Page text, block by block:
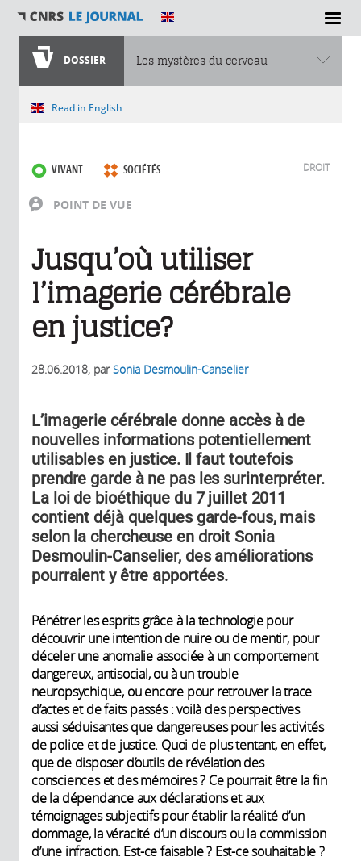
DOSSIER Les mystères du cerveau
Vous êtes ici
Read in English
POINT DE VUE
VIVANT SOCIÉTÉS DROIT
Jusqu’où utiliser
l’imagerie cérébrale
en justice?
28.06.2018, parSonia Desmoulin-Canselier
L’imagerie cérébrale donne accès à de
nouvelles informations potentiellement
utilisables en justice. Il faut toutefois
prendre garde à ne pas les surinterpréter.
La loi de bioéthique du 7 juillet 2011
contient déjà quelques garde-fous, mais
selon la chercheuse en droit Sonia
Desmoulin-Canselier, des améliorations
pourraient y être apportées.
Pénétrer les esprits grâce à la technologie pour
découvrir une intention de nuire ou de mentir, pour
déceler une anomalie associée à un comportement
dangereux, antisocial, ou à un trouble
neuropsychique, ou encore pour retrouver la trace
d’actes et de faits passés : voilà des perspectives
aussi séduisantes que dangereuses pour les activités
de police et de justice. Quoi de plus tentant, en effet,
que de disposer d’outils de révélation des
consciences et des mémoires ? Ce pourrait être la fin
de la dépendance aux déclarations et aux
témoignages subjectifs pour établir la réalité d’un
dommage, la véracité d’un discours ou la commission
d’une infraction. Est-ce faisable ? Est-ce souhaitable ?